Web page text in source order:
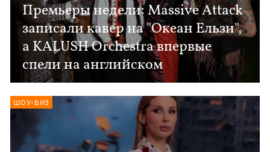
Премьеры недели: Massive Attack
записали кавер на "Океан Ельзи",
а KALUSH Orchestra впервые
спели на английском
ШОУ-БИЗ